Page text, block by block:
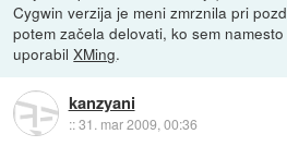
Cygwin verzija je meni zmrznila pri
potem začela delovati, ko sem
uporabilXMing.
kanzyani
::31. mar 2009, 00:36